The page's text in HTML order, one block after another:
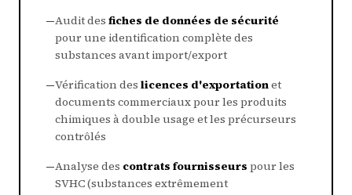
—Audit des fiches de données de sécurité
pour une identification complète des
substances avant import/export
—Vérification des licences d'exportationet
documents commerciaux pour les produits
chimiques à double usage et les précurseurs
contrôlés
—Analyse des contrats fournisseurs pour les
SVHC (substances extrêmement